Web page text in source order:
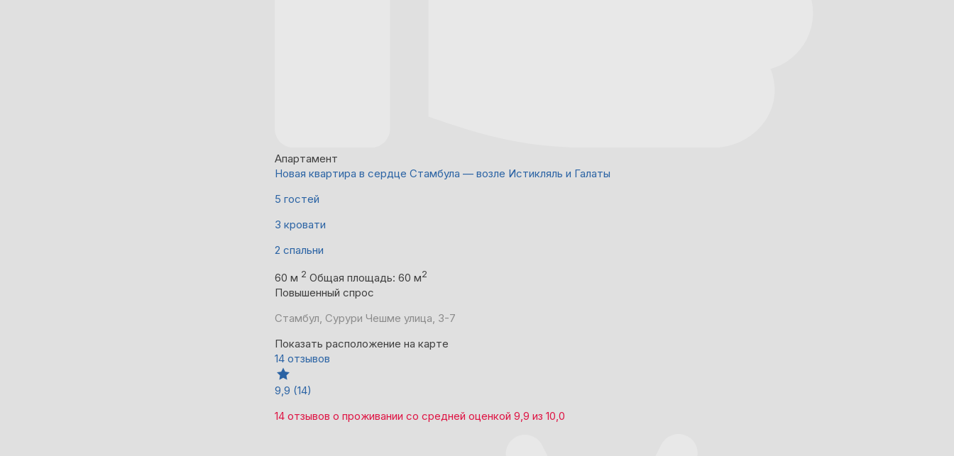
Апартамент
Новая квартира в сердце Стамбула — возле Истикляль и Галаты
5 гостей
3 кровати
2 спальни
60 м 2 Общая площадь: 60 м2
Повышенный спрос
Стамбул, Сурури Чешме улица, 3-7
Показать расположение на карте
14 отзывов
9,9 (14)
14 отзывов о проживании со средней оценкой 9,9 из 10,0